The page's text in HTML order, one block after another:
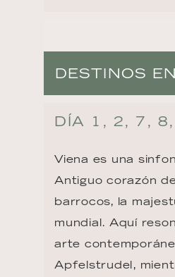
DESTINOS
DÍA 1, 2, 7,
Viena es una
Antiguo corazón
barrocos, la
mundial. Aquí
arte
Apfelstrudel,